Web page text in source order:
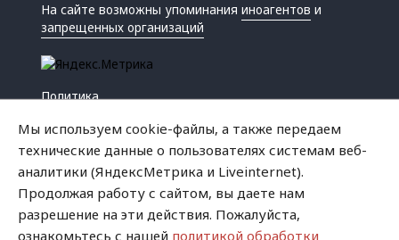
На сайте возможны упоминанияиноагентов и
запрещенных организаций
Политика
Криминал
Мы используем cookie-файлы, а также передаем
технические данные о пользователях системам веб-
аналитики (ЯндексМетрика и Liveinternet).
Продолжая работу с сайтом, вы даете нам
разрешение на эти действия. Пожалуйста,
ознакомьтесь с нашей политикой обработки